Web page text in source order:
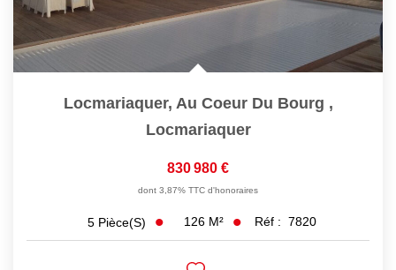
Locmariaquer, Au Coeur Du Bourg ,
Locmariaquer
830 980 €
dont 3,87% TTC d'honoraires
5 Pièce(s) 126 M² Réf : 7820